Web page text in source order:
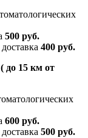
500 руб.
400 руб.
до 15 км от
600 руб.
500 руб.